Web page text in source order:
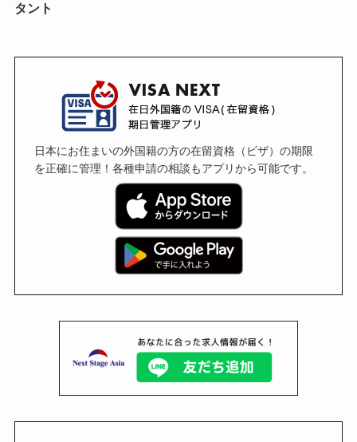
タント
日本にお住まいの外国籍の方の在留資格（ビザ）の期限
を正確に管理！各種申請の相談もアプリから可能です。